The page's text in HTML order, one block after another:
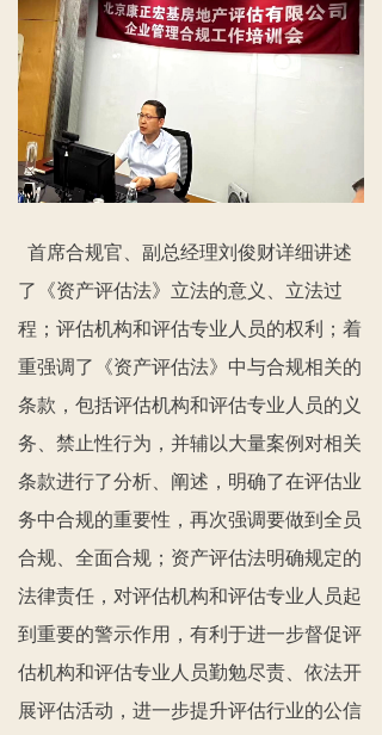
首席合规官、副总经理刘俊财详细讲述
了《资产评估法》立法的意义、立法过
程；评估机构和评估专业人员的权利；着
重强调了《资产评估法》中与合规相关的
条款，包括评估机构和评估专业人员的义
务、禁止性行为，并辅以大量案例对相关
条款进行了分析、阐述，明确了在评估业
务中合规的重要性，再次强调要做到全员
合规、全面合规；资产评估法明确规定的
法律责任，对评估机构和评估专业人员起
到重要的警示作用，有利于进一步督促评
估机构和评估专业人员勤勉尽责、依法开
展评估活动，进一步提升评估行业的公信